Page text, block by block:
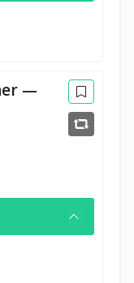
—